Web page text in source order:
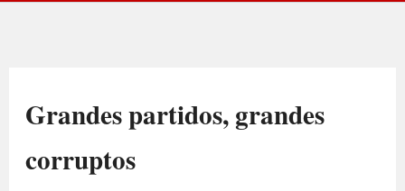
Grandes partidos, grandes
corruptos